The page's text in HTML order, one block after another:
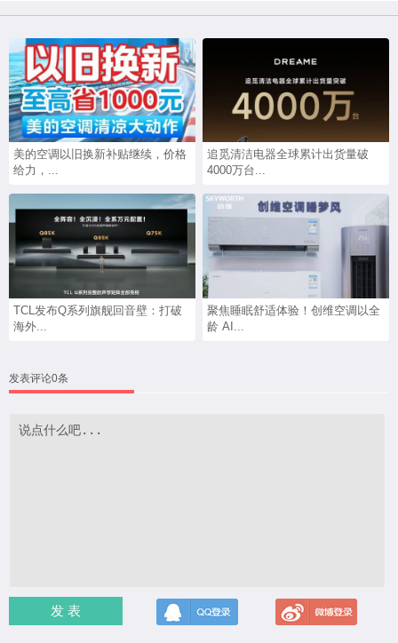
美的空调以旧换新补贴继续，价格
给力，...
追觅清洁电器全球累计出货量破
4000万台...
TCL发布Q系列旗舰回音壁：打破
海外...
聚焦睡眠舒适体验！创维空调以全
龄 AI...
发表评论0条
发 表